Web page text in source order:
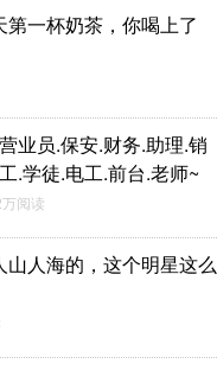
第一杯奶茶，你喝上了
业员.保安.财务.助理.销
.学徒.电工.前台.老师~
阅读
山人海的，这个明星这么